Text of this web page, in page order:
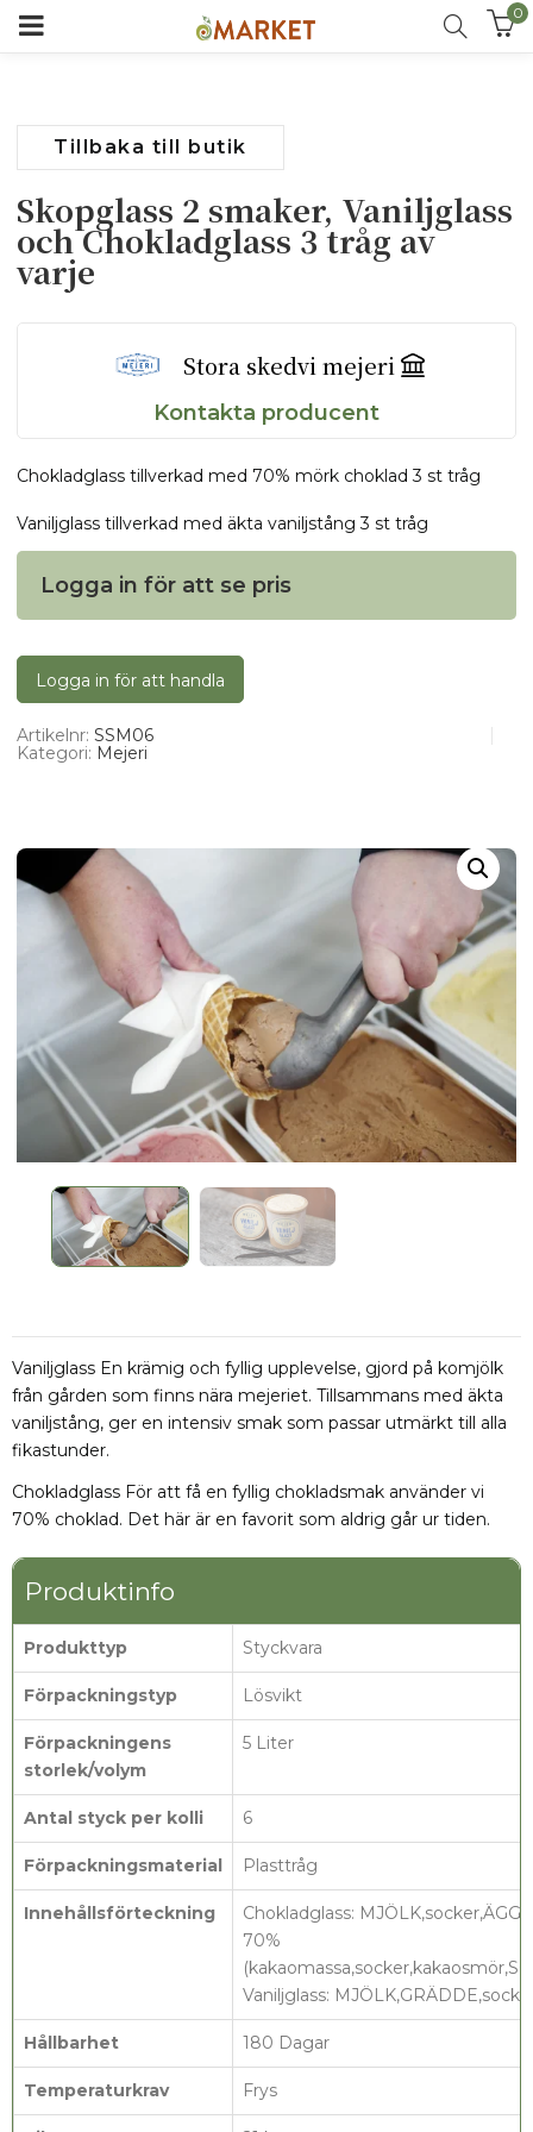
0
Tillbaka till butik
Skopglass 2 smaker, Vaniljglass
och Chokladglass 3 tråg av
varje
Stora skedvi mejeri
Kontakta producent
Chokladglass tillverkad med 70% mörk choklad 3 st tråg
Vaniljglass tillverkad med äkta vaniljstång 3 st tråg
Logga in för att se pris
Logga in för att handla
Artikelnr:SSM06
Kategori: Mejeri
Vaniljglass En krämig och fyllig upplevelse, gjord på komjölk
från gården som finns nära mejeriet. Tillsammans med äkta
vaniljstång, ger en intensiv smak som passar utmärkt till alla
fikastunder.
Chokladglass För att få en fyllig chokladsmak använder vi
70% choklad. Det här är en favorit som aldrig går ur tiden.​
Produktinfo
Produkttyp Styckvara
Förpackningstyp Lösvikt
Förpackningens
storlek/volym
5 Liter
Antal styck per kolli 6
Förpackningsmaterial Plasttråg
Innehållsförteckning
Chokladglass:
70%
Vaniljglass:
Hållbarhet 180 Dagar
Temperaturkrav Frys